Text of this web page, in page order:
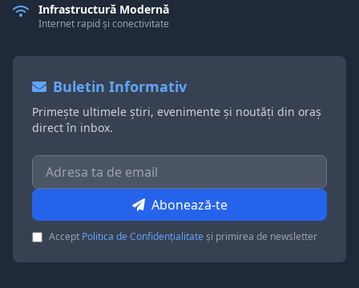
Infrastructură Modernă
Internet rapid și conectivitate
Buletin Informativ
Primește ultimele știri, evenimente și noutăți din oraș
direct în inbox.
Abonează-te
Accept Politica de Confidențialitateși primirea de newsletter